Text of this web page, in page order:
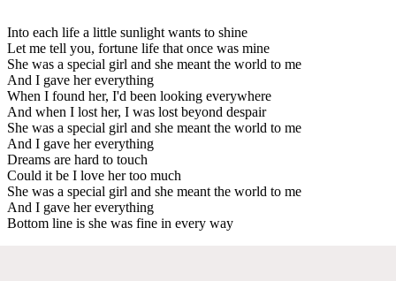
Into each life a little sunlight wants to shine
Let me tell you, fortune life that once was mine
She was a special girl and she meant the world to me
And I gave her everything
When I found her, I'd been looking everywhere
And when I lost her, I was lost beyond despair
She was a special girl and she meant the world to me
And I gave her everything
Dreams are hard to touch
Could it be I love her too much
She was a special girl and she meant the world to me
And I gave her everything
Bottom line is she was fine in every way